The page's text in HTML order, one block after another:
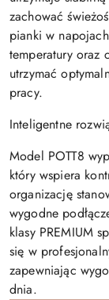
zachować
pianki w
temperatury oraz
utrzymać
pracy.
Inteligentne
Model POTT8
który wspiera
organizację
wygodne
klasy PREMIUM
się w
zapewniając
dnia.